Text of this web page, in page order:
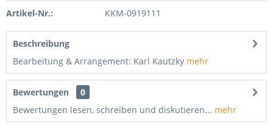
Artikel-Nr.: KKM-0919111
Beschreibung
Bearbeitung & Arrangement: Karl Kautzky mehr
Bewertungen
0
Bewertungen lesen, schreiben und diskutieren... mehr